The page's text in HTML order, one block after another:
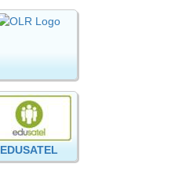
EDUSATEL